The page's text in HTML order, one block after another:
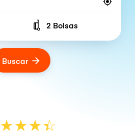
Number of bags
2 Bolsas
Buscar
★★★☆
★